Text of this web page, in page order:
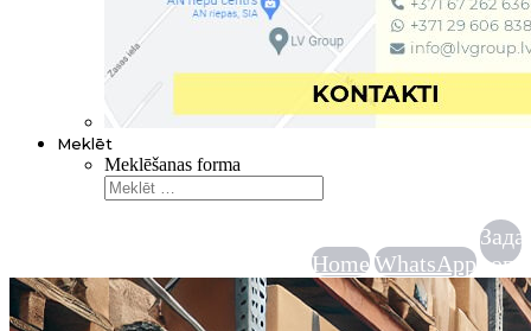
Meklēt
Meklēšanas forma
HomeWhatsApp